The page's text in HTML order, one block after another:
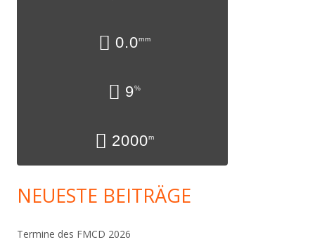
0.0mm
9%
2000m
NEUESTE BEITRÄGE
Termine des FMCD 2026